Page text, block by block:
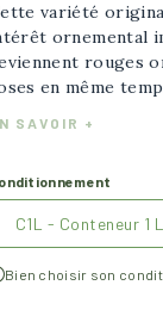
variété
ornemental
rouges
en même
SAVOIR +
Bien choisir son